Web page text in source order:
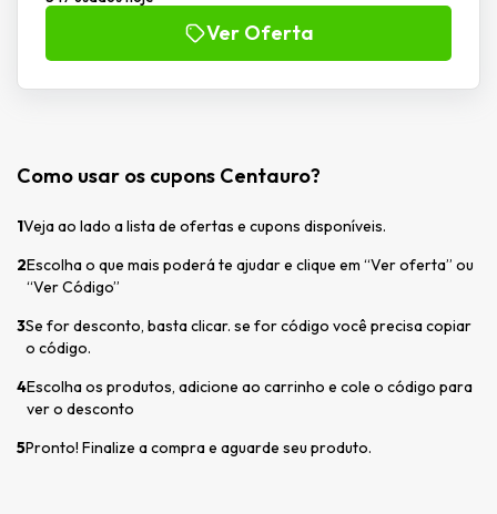
Ver Oferta
Como usar os cupons Centauro?
1Veja ao lado a lista de ofertas e cupons disponíveis.
2Escolha o que mais poderá te ajudar e clique em “Ver oferta” ou
“Ver Código”
3Se for desconto, basta clicar. se for código você precisa copiar
o código.
4Escolha os produtos, adicione ao carrinho e cole o código para
ver o desconto
5Pronto! Finalize a compra e aguarde seu produto.